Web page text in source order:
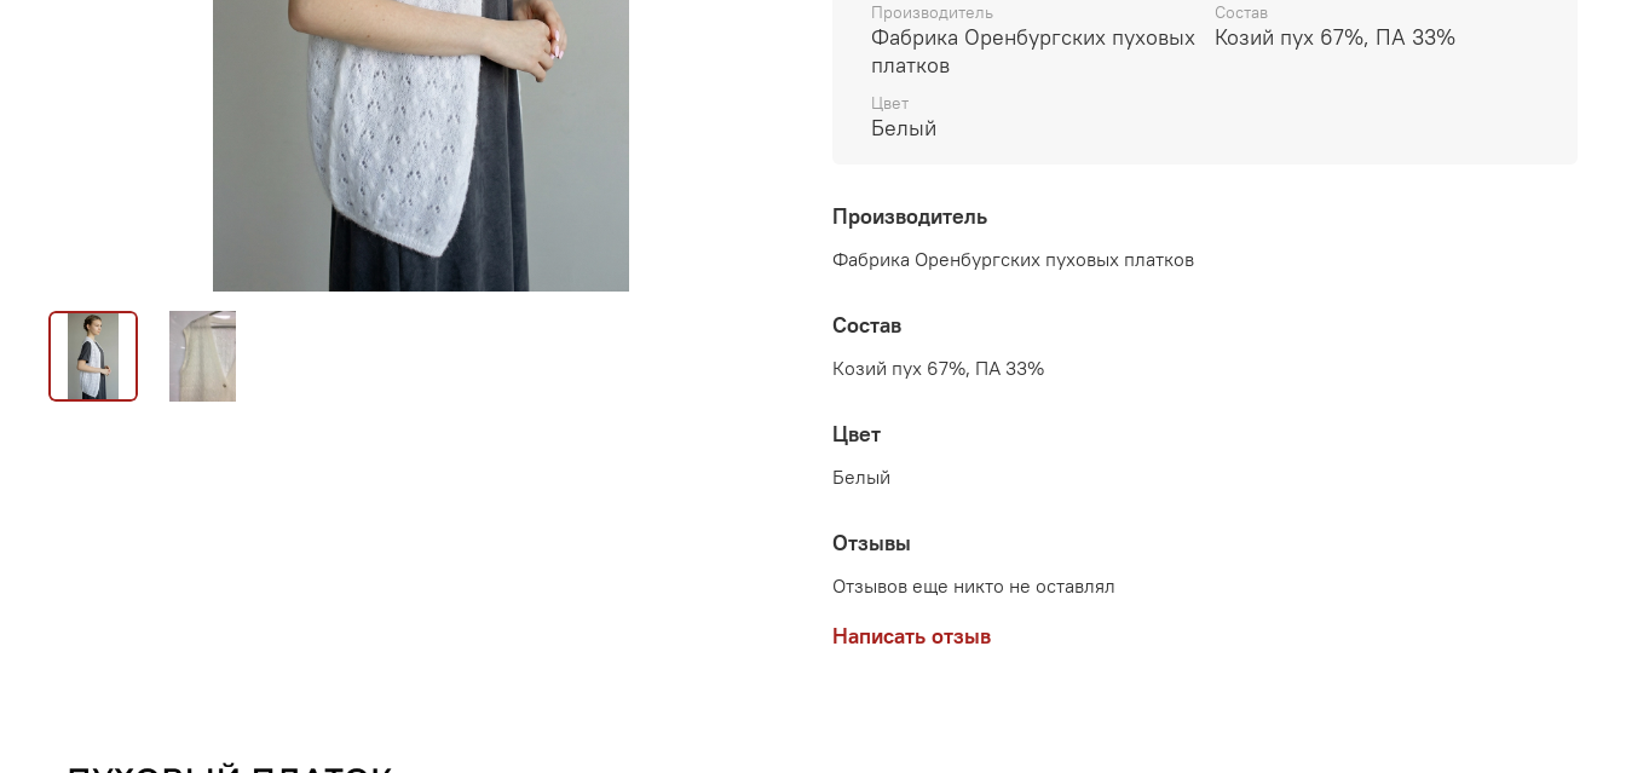
Производитель
Фабрика Оренбургских пуховых
платков
Состав
Козий пух 67%, ПА 33%
Цвет
Белый
Производитель
Фабрика Оренбургских пуховых платков
Состав
Козий пух 67%, ПА 33%
Цвет
Белый
Отзывы
Отзывов еще никто не оставлял
Написать отзыв